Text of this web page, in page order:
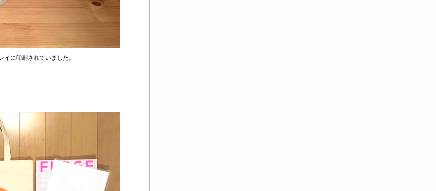
に印刷されていました。